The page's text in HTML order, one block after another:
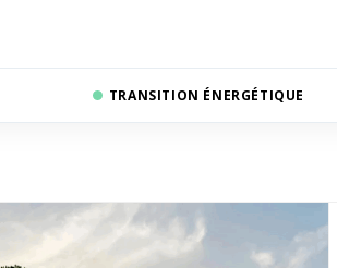
TRANSITION ÉNERGÉTIQUE